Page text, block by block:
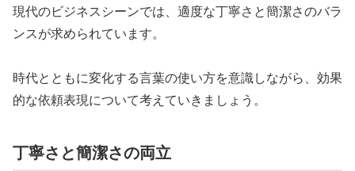
現代のビジネスシーンでは、適度な丁寧さと簡潔さのバラ
ンスが求められています。
時代とともに変化する言葉の使い方を意識しながら、効果
的な依頼表現について考えていきましょう。
丁寧さと簡潔さの両立